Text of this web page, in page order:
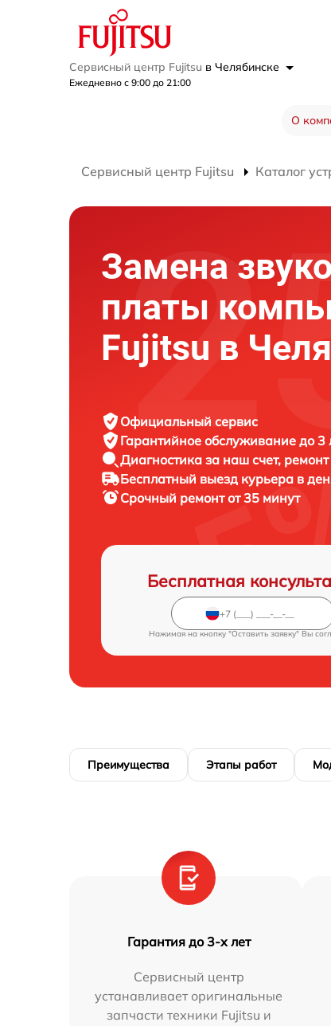
Сервисный центр Fujitsu в Челябинске
Ежедневно с 9:00 до 21:00
О
Сервисный центр Fujitsu Каталог
Замена
платы
Fujitsu в
Официальный сервис
Гарантийное обслуживание до 3
Диагностика за наш счет,
Бесплатный выезд курьера в
Срочный ремонтот 35 минут
Бесплатная
Нажимая на кнопку "Оставить заявку" Вы
Преимущества Этапы работ
Гарантия до 3-х лет
Сервисный центр
устанавливает оригинальные
запчасти техники Fujitsu и